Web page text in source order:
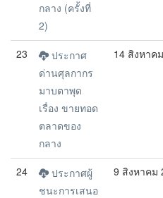
กลาง (ครั้งที่
2)
23
ประกาศ
ด่านศุลกากร
มาบตาพุด
เรื่อง ขายทอด
ตลาดของ
กลาง
14 สิงหาค
24
ประกาศผู้
ชนะการเสนอ
9 สิงหาคม